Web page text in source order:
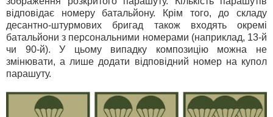
відповідає номеру батальйону. Крім того, до складу
десантно-штурмових бригад також входять окремі
батальйони з персональними номерами (наприклад, 13-й
чи 90-й). У цьому випадку композицію можна не
змінювати, а лише додати відповідний номер на купол
парашуту.